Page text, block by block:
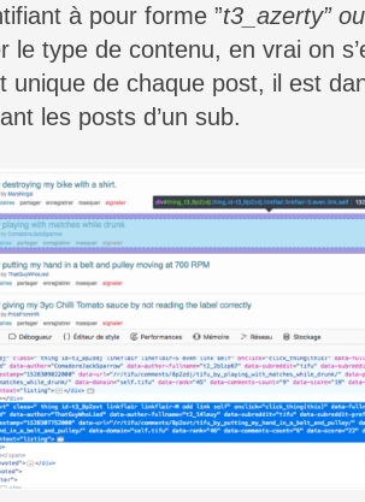
à pour forme ”t3_azerty”
le type de contenu, en vrai on
unique de chaque post, il est
les posts d’un sub.